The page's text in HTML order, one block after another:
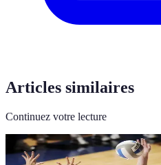
Articles similaires
Continuez votre lecture